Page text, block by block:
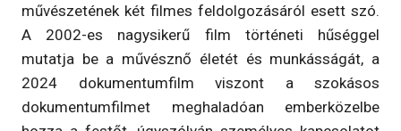
művészetének két filmes feldolgozásáról esett szó.
A 2002-es nagysikerű film történeti hűséggel
mutatja be a művésznő életét és munkásságát, a
2024 dokumentumfilm viszont a szokásos
dokumentumfilmet meghaladóan emberközelbe